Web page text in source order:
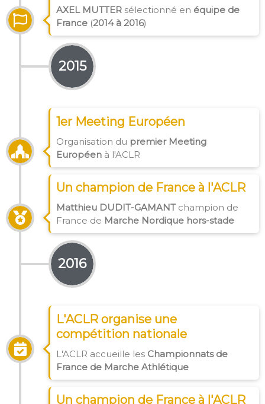
AXEL MUTTER sélectionné en équipe de
France (2014 à 2016)
2015
1er Meeting Européen
Organisation du premier Meeting
Européen à l'ACLR
Un champion de France à l'ACLR
Matthieu DUDIT-GAMANTchampion de
France de Marche Nordique hors-stade
2016
L'ACLR organise une
compétition nationale
L'ACLR accueille les Championnats de
France de Marche Athlétique
Un champion de France à l'ACLR